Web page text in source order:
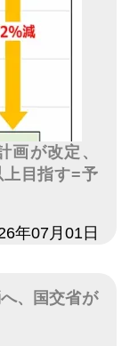
画が改定、
上目指す=予
年07月01日
、国交省が